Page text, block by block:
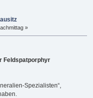
»
Feldspatporphyr
Spezialisten“,